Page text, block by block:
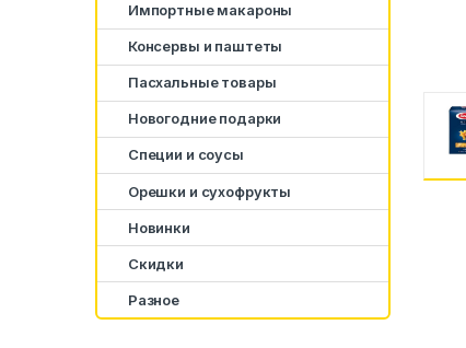
Импортные макароны
Консервы и паштеты
Пасхальные товары
Новогодние подарки
Специи и соусы
Орешки и сухофрукты
Новинки
Скидки
Разное